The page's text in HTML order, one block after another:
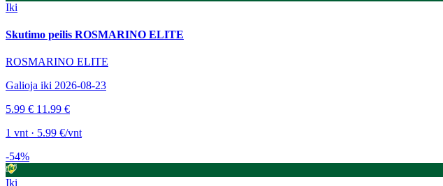
Iki
Skutimo peilis ROSMARINO ELITE
ROSMARINO ELITE
Galioja iki 2026-08-23
5.99 € 11.99 €
1 vnt · 5.99 €/vnt
-54%
Iki